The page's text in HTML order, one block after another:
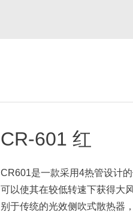
CR-601 红
CR601是一款采用4热管设计
可以使其在较低转速下获得大
别于传统的光效侧吹式散热器